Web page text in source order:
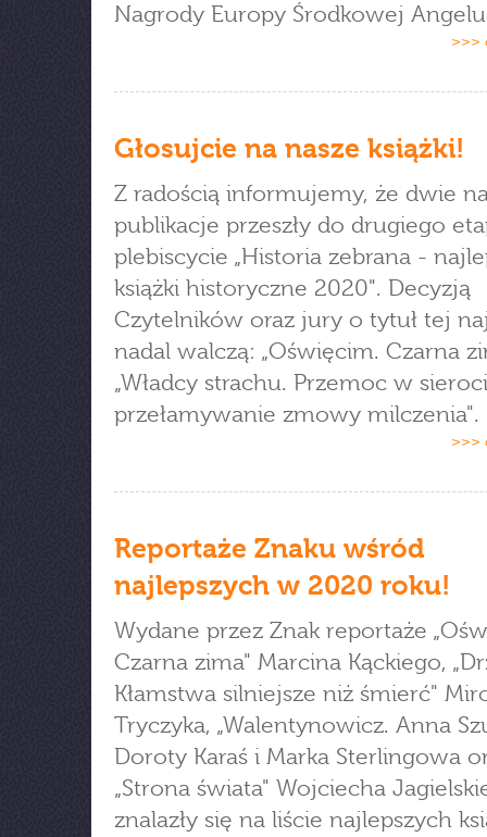
Nagrody Europy Środkowej
>>>
Głosujcie na nasze książki!
Z radością informujemy, że dwie
publikacje przeszły do drugiego
plebiscycie „Historia zebrana -
książki historyczne 2020". Decyzją
Czytelników oraz jury o tytuł tej
nadal walczą: „Oświęcim. Czarna
„Władcy strachu. Przemoc w
przełamywanie zmowy milczenia".
>>>
Reportaże Znaku wśród
najlepszych w 2020 roku!
Wydane przez Znak reportaże
Czarna zima" Marcina Kąckiego,
Kłamstwa silniejsze niż śmierć"
Tryczyka, „Walentynowicz. Anna
Doroty Karaś i Marka Sterlingowa
„Strona świata" Wojciecha
znalazły się na liście najlepszych